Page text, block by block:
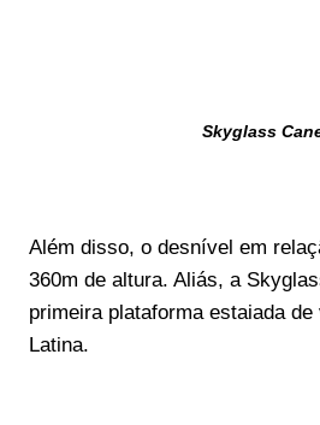
Skyglass
Além disso, o desnível em
360m de altura. Aliás, a
primeira plataforma estaiada
Latina.